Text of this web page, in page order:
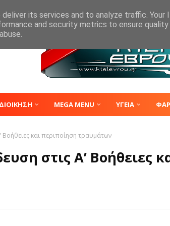
MEGA MENU ΥΓΕΙΑ
και περιποίηση τραυμάτων
στις Α’ Βοήθειες
its services and to analyze traffic. Your
and security metrics to ensure